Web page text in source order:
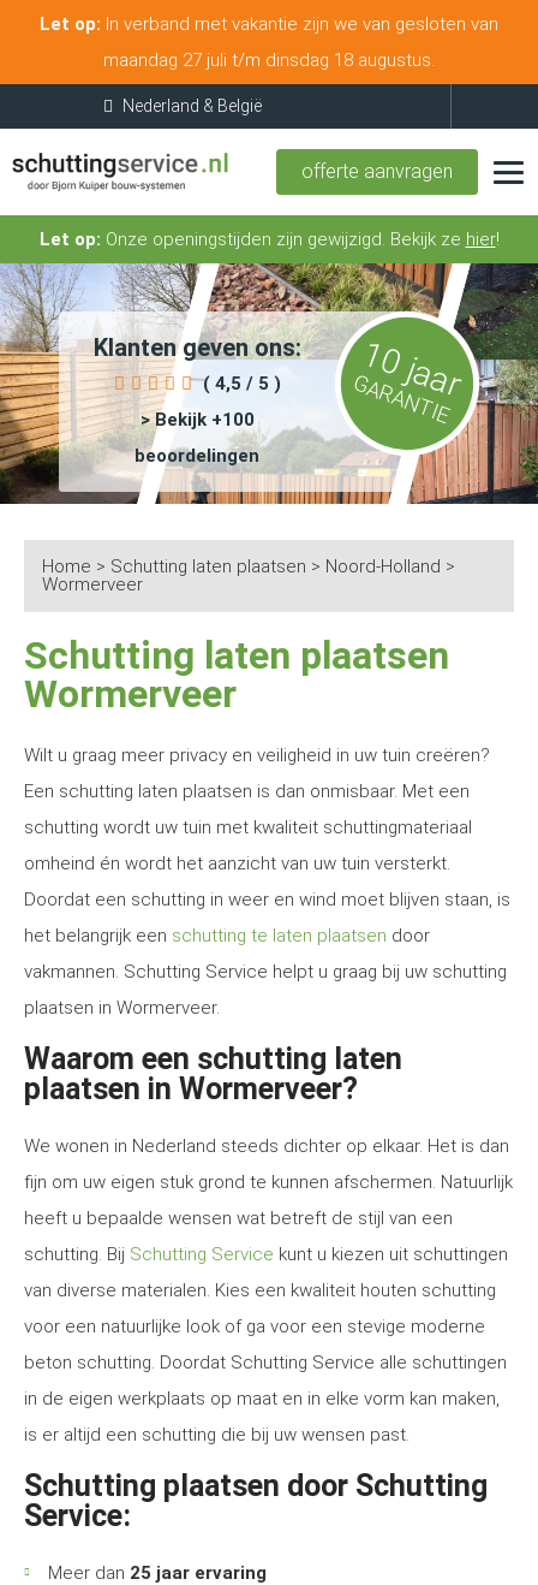
Let op: In verband met vakantie zijn we van gesloten van
maandag 27 juli t/m dinsdag 18 augustus.
offerte aanvragen
Let op: Onze openingstijden zijn gewijzigd. Bekijk ze hier!
Klanten geven ons:
( 4,5 / 5 )
> Bekijk +100
beoordelingen
10 jaar
GARANTIE
Home > Schutting laten plaatsen > Noord-Holland >
Wormerveer
Schutting laten plaatsen
Wormerveer
Wilt u graag meer privacy en veiligheid in uw tuin creëren?
Een schutting laten plaatsen is dan onmisbaar. Met een
schutting wordt uw tuin met kwaliteit schuttingmateriaal
omheind én wordt het aanzicht van uw tuin versterkt.
Doordat een schutting in weer en wind moet blijven staan, is
het belangrijk een schutting te laten plaatsen door
vakmannen. Schutting Service helpt u graag bij uw schutting
plaatsen in Wormerveer.
Waarom een schutting laten
plaatsen in Wormerveer?
We wonen in Nederland steeds dichter op elkaar. Het is dan
fijn om uw eigen stuk grond te kunnen afschermen. Natuurlijk
heeft u bepaalde wensen wat betreft de stijl van een
schutting. Bij Schutting Service kunt u kiezen uit schuttingen
van diverse materialen. Kies een kwaliteit houten schutting
voor een natuurlijke look of ga voor een stevige moderne
beton schutting. Doordat Schutting Service alle schuttingen
in de eigen werkplaats op maat en in elke vorm kan maken,
is er altijd een schutting die bij uw wensen past.
Schutting plaatsen door Schutting
Service:
Meer dan 25 jaar ervaring